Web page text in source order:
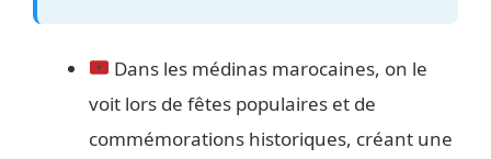
Dans les médinas marocaines, on le
voit lors de fêtes populaires et de
commémorations historiques, créant une